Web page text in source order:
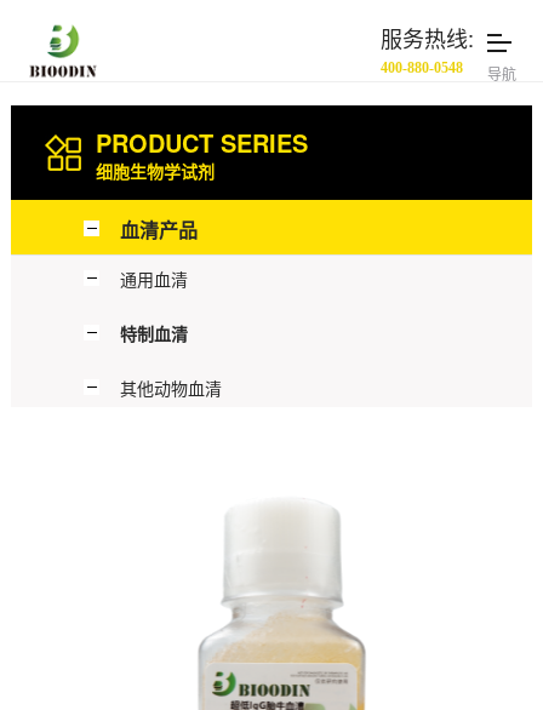
服务热线:
400-880-0548 导航
PRODUCT SERIES
细胞生物学试剂
血清产品
通用血清
特制血清
其他动物血清